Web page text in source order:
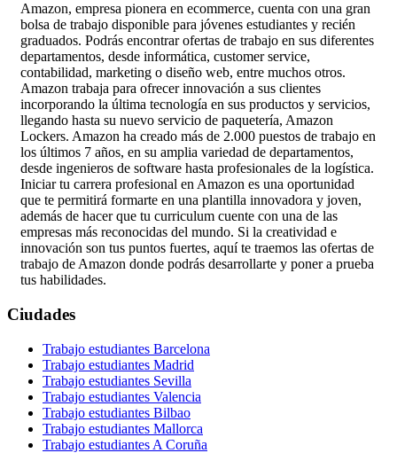
Amazon, empresa pionera en ecommerce, cuenta con una gran
bolsa de trabajo disponible para jóvenes estudiantes y recién
graduados. Podrás encontrar ofertas de trabajo en sus diferentes
departamentos, desde informática, customer service,
contabilidad, marketing o diseño web, entre muchos otros.
Amazon trabaja para ofrecer innovación a sus clientes
incorporando la última tecnología en sus productos y servicios,
llegando hasta su nuevo servicio de paquetería, Amazon
Lockers. Amazon ha creado más de 2.000 puestos de trabajo en
los últimos 7 años, en su amplia variedad de departamentos,
desde ingenieros de software hasta profesionales de la logística.
Iniciar tu carrera profesional en Amazon es una oportunidad
que te permitirá formarte en una plantilla innovadora y joven,
además de hacer que tu curriculum cuente con una de las
empresas más reconocidas del mundo. Si la creatividad e
innovación son tus puntos fuertes, aquí te traemos las ofertas de
trabajo de Amazon donde podrás desarrollarte y poner a prueba
tus habilidades.
Ciudades
Trabajo estudiantes Barcelona
Trabajo estudiantes Madrid
Trabajo estudiantes Sevilla
Trabajo estudiantes Valencia
Trabajo estudiantes Bilbao
Trabajo estudiantes Mallorca
Trabajo estudiantes A Coruña